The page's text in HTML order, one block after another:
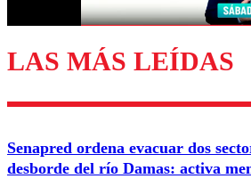
LAS MÁS LEÍDAS
Senapred ordena evacuar dos
desborde del río Damas: activa